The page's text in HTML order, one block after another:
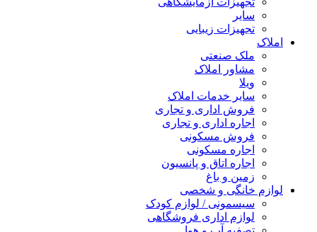
سایر
تجهیزات زیبایی
املاک
ملک صنعتی
مشاور املاک
ویلا
سایر خدمات املاک
فروش اداری و تجاری
اجاره اداری و تجاری
فروش مسکونی
اجاره مسکونی
اجاره اتاق و پانسیون
زمین و باغ
لوازم خانگی و شخصی
سیسمونی / لوازم کودک
لوازم اداری فروشگاهی